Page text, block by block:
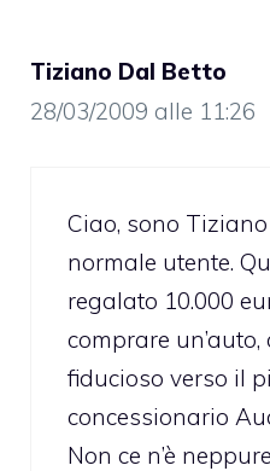
Tiziano Dal Betto
28/03/2009 alle 11:26
Ciao, sono
normale utente.
regalato 10.000
comprare
fiducioso verso il
concessionario
Non ce n’è